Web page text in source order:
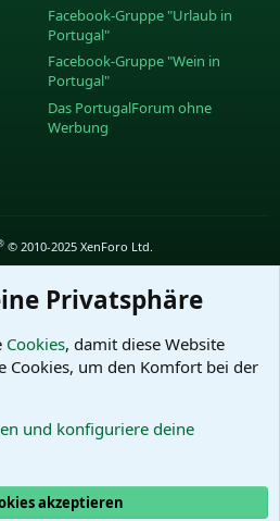
Facebook-Gruppe "Urlaub in
Portugal"
Facebook-Gruppe "Wein in
Portugal"
Das PortugalForum ohne
Werbung
© 2010-2025 XenForo Ltd.
Privatsphäre
Cookies, damit diese Website
um den Komfort bei der
und konfiguriere deine
akzeptieren